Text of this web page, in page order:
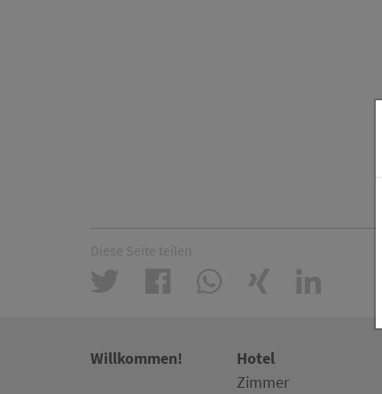
Diese Seite teilen
Willkommen!
Hotel
Zimmer